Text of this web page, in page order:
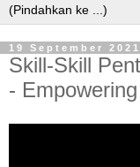
19 September 2021
Skill-Skill
-